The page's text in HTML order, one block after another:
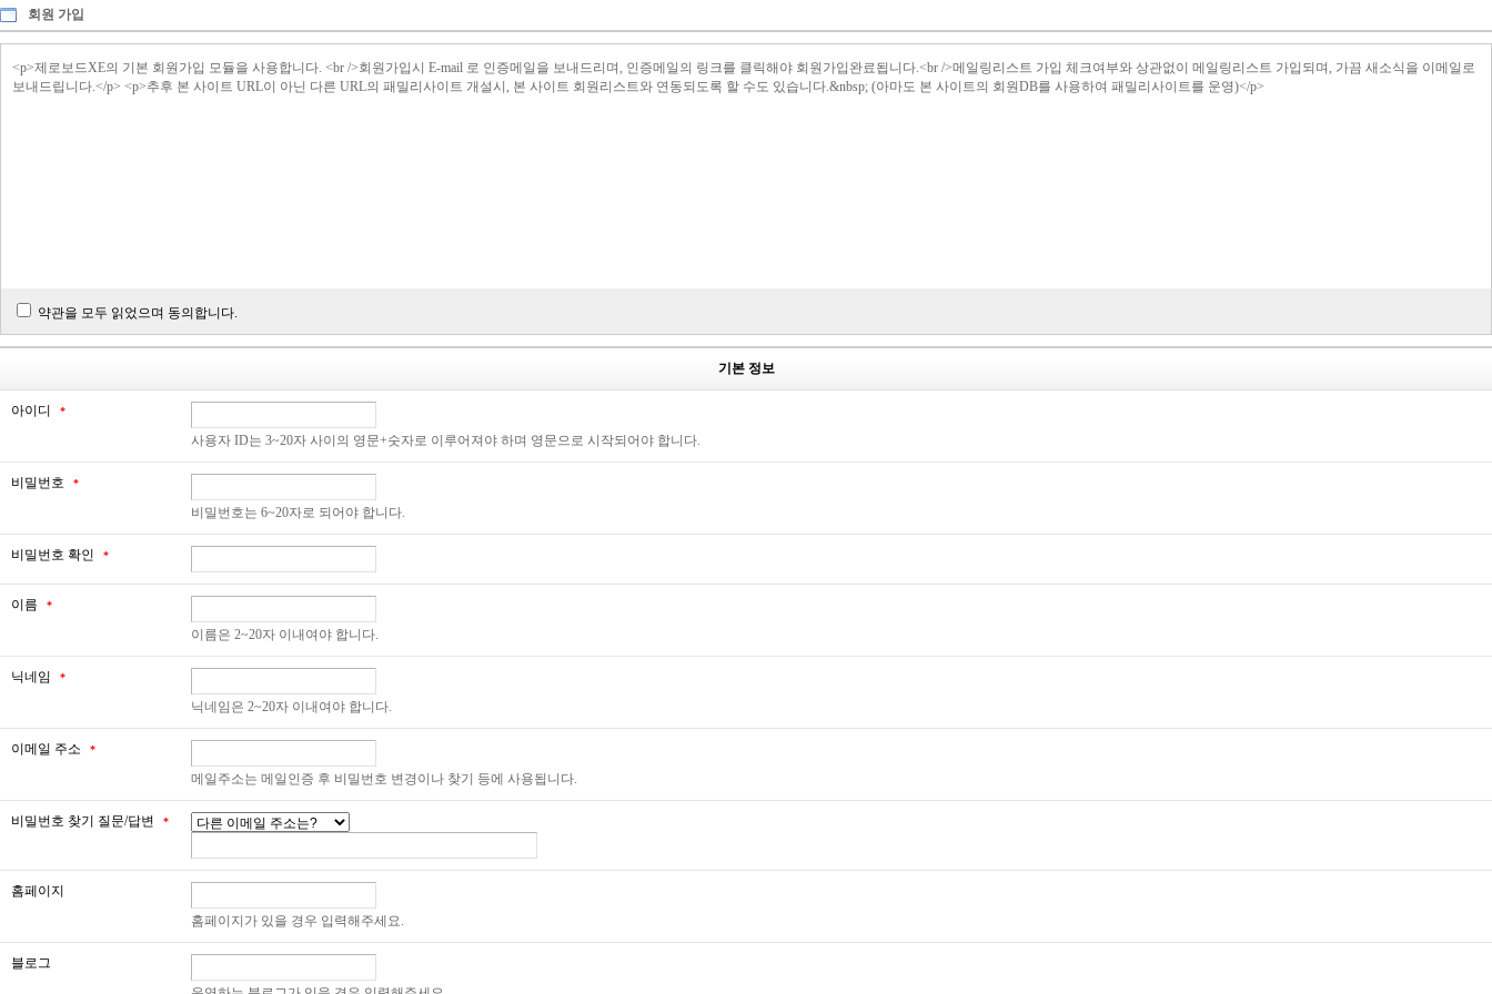
회원 가입
<p>제로보드XE의 기본 회원가입 모듈을 사용합니다. <br />회원가입시 E-mail 로 인증메일을 보내드리며, 인증메일의 링크를 클릭해야 회원가입완료됩니다.<br />메일링리스트 가입 체크여부와 상관없이 메일링리스트 가입되며, 가끔 새소식을 이메일로
보내드립니다.</p> <p>추후 본 사이트 URL이 아닌 다른 URL의 패밀리사이트 개설시, 본 사이트 회원리스트와 연동되도록 할 수도 있습니다.&nbsp; (아마도 본 사이트의 회원DB를 사용하여 패밀리사이트를 운영)</p>
약관을 모두 읽었으며 동의합니다.
기본 정보
아이디 *
사용자 ID는 3~20자 사이의 영문+숫자로 이루어져야 하며 영문으로 시작되어야 합니다.
비밀번호 *
비밀번호는 6~20자로 되어야 합니다.
비밀번호 확인 *
이름 *
이름은 2~20자 이내여야 합니다.
닉네임 *
닉네임은 2~20자 이내여야 합니다.
이메일 주소 *
메일주소는 메일인증 후 비밀번호 변경이나 찾기 등에 사용됩니다.
비밀번호 찾기 질문/답변 *
홈페이지
홈페이지가 있을 경우 입력해주세요.
블로그